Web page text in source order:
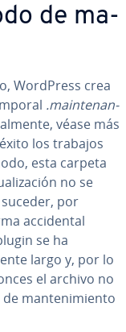
de ma­
WordPress crea
.mai­n­te­na­n­
véase más
los trabajos
esta carpeta
no se
por
ac­ci­de­n­tal
se ha
largo y, por lo
el archivo no
de ma­n­te­ni­mie­n­to